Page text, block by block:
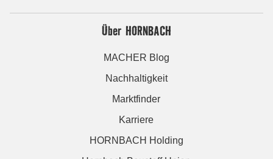
Über HORNBACH
MACHER Blog
Nachhaltigkeit
Marktfinder
Karriere
HORNBACH Holding